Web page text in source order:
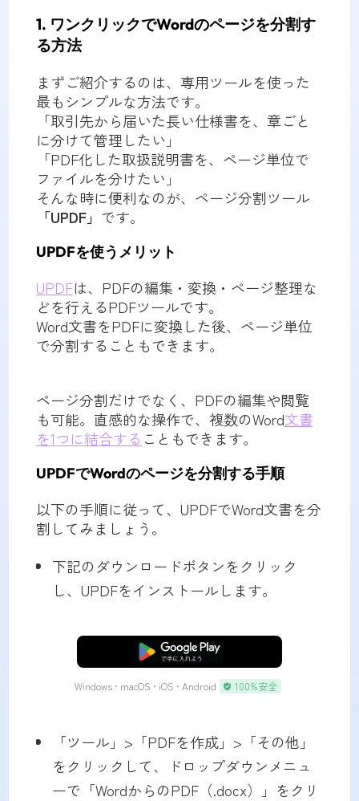
1. ワンクリックでWordのページを分割す
る方法
まずご紹介するのは、専用ツールを使った
最もシンプルな方法です。
「取引先から届いた長い仕様書を、章ごと
に分けて管理したい」
「PDF化した取扱説明書を、ページ単位で
ファイルを分けたい」
そんな時に便利なのが、ページ分割ツール
「UPDF」 です。
UPDFを使うメリット
UPDFは、PDFの編集・変換・ページ整理な
どを行えるPDFツールです。
Word文書をPDFに変換した後、ページ単位
で分割することもできます。
ページ分割だけでなく、PDFの編集や閲覧
も可能。直感的な操作で、複数のWord文書
を1つに結合する こともできます。
UPDFでWordのページを分割する手順
以下の手順に従って、UPDFでWord文書を分
割してみましょう。
下記のダウンロードボタンをクリック
し、UPDFをインストールします。
無料ダウンロード
Windows • macOS • iOS • Android 100%安全
「ツール」>「PDFを作成」>「その他」
をクリックして、ドロップダウンメニュ
ーで「WordからのPDF（.docx）」をクリ